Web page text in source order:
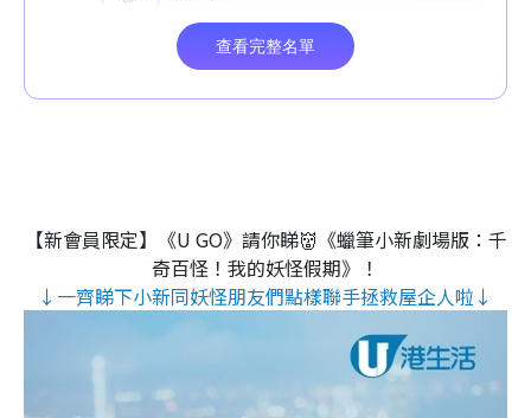
【新會員限定】《U GO》請你睇👹《蠟筆小新劇場版：千
奇百怪！我的妖怪假期》！
↓一齊睇下小新同妖怪朋友們點樣聯手拯救屋企人啦↓